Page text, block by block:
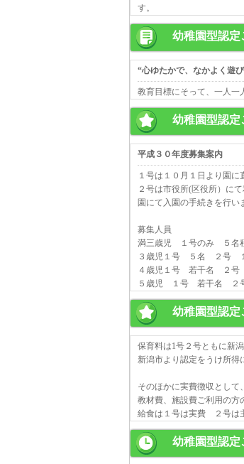
す。
幼稚園型認
“心ゆたかで、なかよく遊
教育目標にそって、一人一
幼稚園型認
平成３０年度募集案内
１号は１０月１日より園に
２号は市役所(区役所）に
園にて入園の手続きを行い
募集人員
満三歳児 １号のみ ５名程
３歳児１号 ５名 ２号
４歳児１号 若干名 ２号
５歳児 １号 若干名 ２
幼稚園型認
保育料は1号２号ともに新
新潟市より認定をうけ所得
そのほかに実費徴収として、
教材費、施設費ご利用の方
給食は１号は実費 ２号は
幼稚園型認